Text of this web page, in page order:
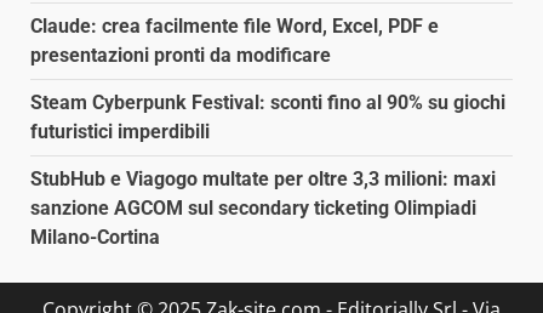
Claude: crea facilmente file Word, Excel, PDF e
presentazioni pronti da modificare
Steam Cyberpunk Festival: sconti fino al 90% su giochi
futuristici imperdibili
StubHub e Viagogo multate per oltre 3,3 milioni: maxi
sanzione AGCOM sul secondary ticketing Olimpiadi
Milano-Cortina